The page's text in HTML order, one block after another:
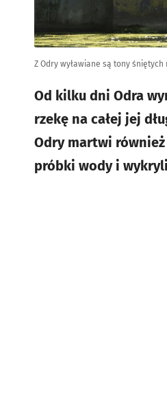
Z Odry wyławiane są tony
Od kilku dni Odra
rzekę na całej jej
Odry martwi
próbki wody i